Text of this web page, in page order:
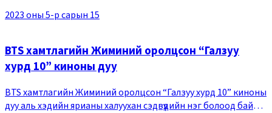
үзэлтэд оролцож, өөрсдийн олон нийтий
2023 оны 5-р сарын 15
BTS хамтлагийн Жиминий оролцсон “Галзуу
хурд 10” киноны дуу
BTS хамтлагийн Жиминий оролцсон “Галзуу хурд 10” киноны
дуу аль хэдийн ярианы халуухан сэдвүүдийн нэг болоод байна.